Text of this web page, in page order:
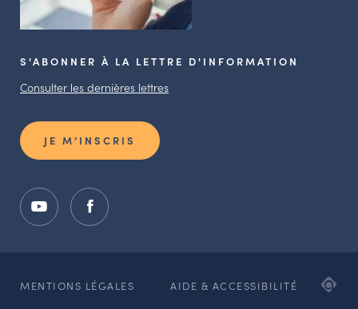
S'ABONNER À LA LETTRE D'INFORMATION
Consulter les dernières lettres
JE M’INSCRIS
MENTIONS LÉGALES AIDE & ACCESSIBILITÉ